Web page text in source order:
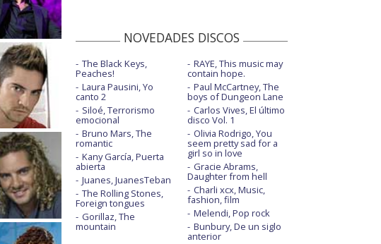
NOVEDADES DISCOS
The Black Keys,
Peaches!
Laura Pausini, Yo
canto 2
Siloé, Terrorismo
emocional
Bruno Mars, The
romantic
Kany García, Puerta
abierta
Juanes, JuanesTeban
The Rolling Stones,
Foreign tongues
Gorillaz, The
mountain
RAYE, This music may
contain hope.
Paul McCartney, The
boys of Dungeon Lane
Carlos Vives, El último
disco Vol. 1
Olivia Rodrigo, You
seem pretty sad for a
girl so in love
Gracie Abrams,
Daughter from hell
Charli xcx, Music,
fashion, film
Melendi, Pop rock
Bunbury, De un siglo
anterior